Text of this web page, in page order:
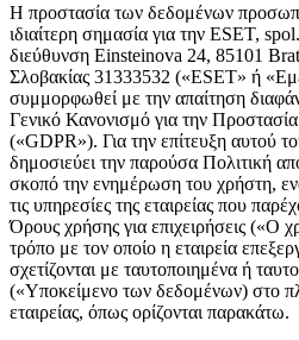
Η προστασία των δεδομένων
ιδιαίτερη σημασία για την ESET,
διεύθυνση Einsteinova 24, 85101
Σλοβακίας 31333532 («ESET» ή «
συμμορφωθεί με την απαίτηση
Γενικό Κανονισμό για την
(«GDPR»). Για την επίτευξη αυτού
δημοσιεύει την παρούσα Πολιτική
σκοπό την ενημέρωση του χρήστη,
τις υπηρεσίες της εταιρείας που
Όρους χρήσης για επιχειρήσεις («Ο
τρόπο με τον οποίο η εταιρεία
σχετίζονται με ταυτοποιημένα ή
(«Υποκείμενο των δεδομένων) στο
εταιρείας, όπως ορίζονται παρακάτω.